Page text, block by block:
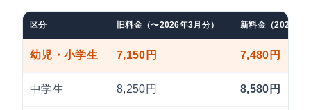
区分 旧料金（〜2026年3月分） 新料金（2026年4
幼児・小学生 7,150円 7,480円
中学生 8,250円 8,580円